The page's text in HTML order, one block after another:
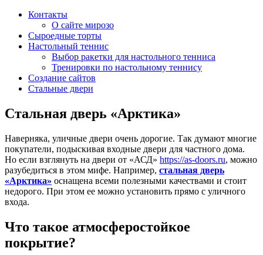
Контакты
О сайте мирозо
Сыроедные торты
Настольный теннис
Выбор ракетки для настольного тенниса
Тренировки по настольному теннису
Создание сайтов
Стальные двери
Cтальная дверь «Арктика»
Наверняка, уличные двери очень дорогие. Так думают многие
покупатели, подыскивая входные двери для частного дома.
Но если взглянуть на двери от «АСД» https://as-doors.ru, можно
разубедиться в этом мифе. Например, стальная дверь
«Арктика» оснащена всеми полезными качествами и стоит
недорого. При этом ее можно установить прямо с уличного
входа.
Что такое атмосферостойкое
покрытие?